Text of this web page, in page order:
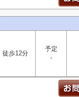
徒歩12分
予定
-